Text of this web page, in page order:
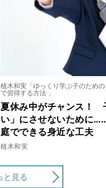
る技術！第8回 防災編
技術！第７回】DV避
！第６回】苦しかった
植木和実「ゆっくり学ぶ子のため
で習得する方法 」
夏休み中がチャンス！
い」にさせないために
庭でできる身近な工夫
植木和実
と見る